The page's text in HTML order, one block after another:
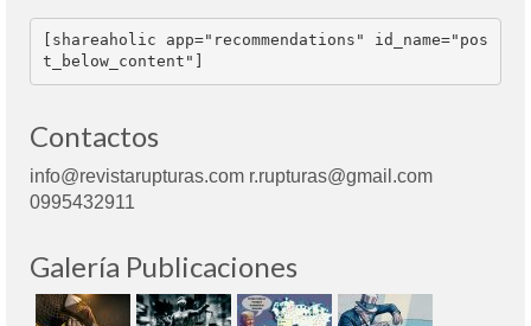
[shareaholic app="recommendations" id_name="pos
t_below_content"]
Contactos
info@revistarupturas.com r.rupturas@gmail.com
0995432911
Galería Publicaciones